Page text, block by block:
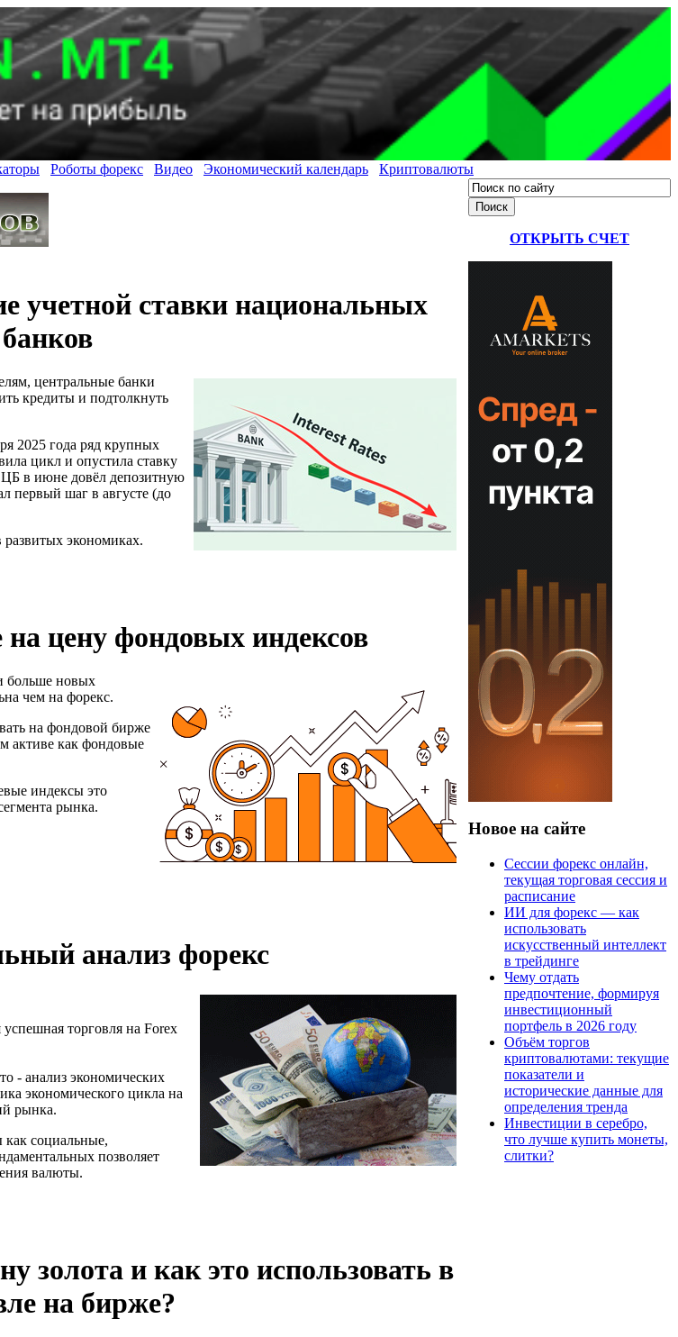
Роботы форекс Видео Экономический календарь Криптовалюты
учетной ставки национальных
банков
центральные банки
кредиты и подтолкнуть
2025 года ряд крупных
цикл и опустила ставку
в июне довёл депозитную
первый шаг в августе (до
экономиках.
цену фондовых индексов
больше новых
чем на форекс.
на фондовой бирже
активе как фондовые
индексы это
рынка.
анализ форекс
торговля на Forex
- анализ экономических
экономического цикла на
рынка.
социальные,
позволяет
валюты.
золота и как это использовать в
на бирже?
ОТКРЫТЬ СЧЕТ
Новое на сайте
Сессии форекс онлайн,
текущая торговая сессия и
расписание
ИИ для форекс — как
использовать
искусственный интеллект
в трейдинге
Чему отдать
предпочтение, формируя
инвестиционный
портфель в 2026 году
Объём торгов
криптовалютами: текущие
показатели и
исторические данные для
определения тренда
Инвестиции в серебро,
что лучше купить монеты,
слитки?